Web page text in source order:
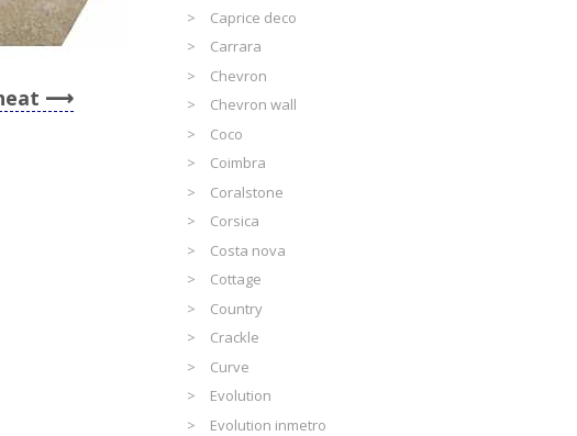
Caprice deco
Carrara
Chevron
Chevron wall
Coco
Coimbra
Coralstone
Corsica
Costa nova
Cottage
Country
Crackle
Curve
Evolution
Evolution inmetro